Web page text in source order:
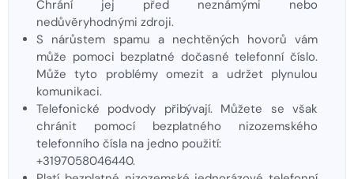
Chrání jej před neznámými nebo
nedůvěryhodnými zdroji.
S nárůstem spamu a nechtěných hovorů vám
může pomoci bezplatné dočasné telefonní číslo.
Může tyto problémy omezit a udržet plynulou
komunikaci.
Telefonické podvody přibývají. Můžete se však
chránit pomocí bezplatného nizozemského
telefonního čísla na jedno použití:
+3197058046440.